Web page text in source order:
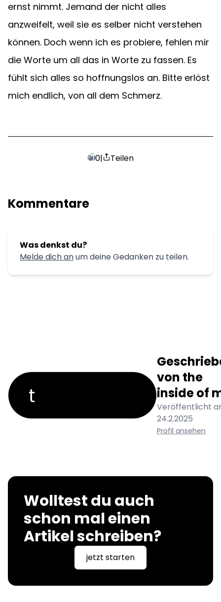
ernst nimmt. Jemand der nicht alles
anzweifelt, weil sie es selber nicht verstehen
können. Doch wenn ich es probiere, fehlen mir
die Worte um all das in Worte zu fassen. Es
fühlt sich alles so hoffnungslos an. Bitte erlöst
mich endlich, von all dem Schmerz.
0| Teilen
Kommentare
Was denkst du?
Melde dich anum deine Gedanken zu teilen.
t
von the
inside of
Veröffentlicht
24.2.2025
Profil ansehen
Wolltest du auch
schon mal einen
Artikel schreiben?
jetzt starten